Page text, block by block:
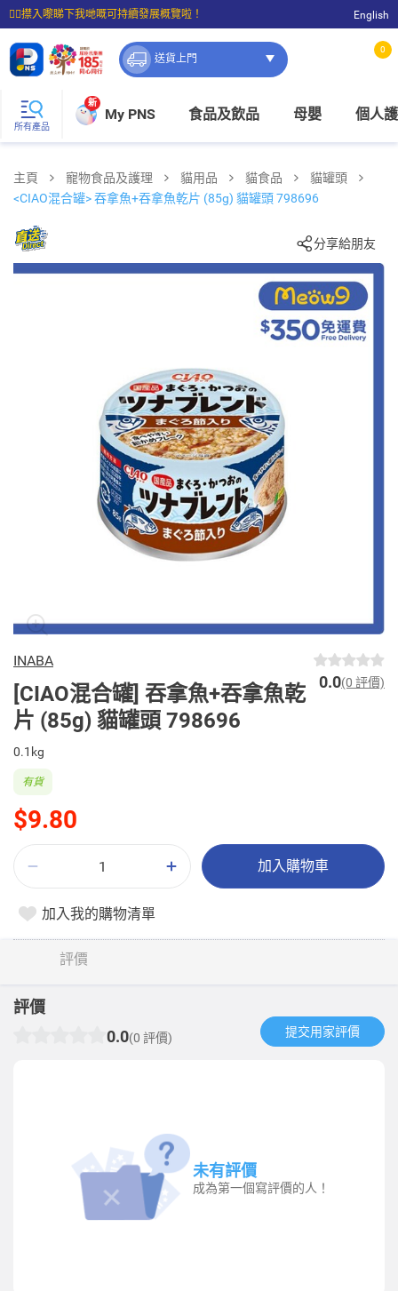
☝🏼㩒入嚟睇下我哋嘅可持續發展概覽啦！
⭐購物滿$399即享免費送貨；滿$100即可免費店取。
English
送貨上門
0
所有產品
新
My PNS 食品及飲品 母嬰 個人
主頁 寵物食品及護理 貓用品 貓食品
貓罐頭
<CIAO混合罐> 吞拿魚+吞拿魚乾片 (85g) 貓罐頭 798696
分享給朋友
INABA
[CIAO混合罐] 吞拿魚+吞拿魚乾
片 (85g) 貓罐頭 798696
0.0(0 評價)
0.1kg
$9.80
有貨
加入購物車
加入我的購物清單
評價
評價
0.0(0 評價) 提交用家評價​
未有評價
成為第一個寫評價的人！